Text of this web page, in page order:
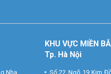
Nha
KHU VỰC MIỀN
Tp. Hà Nội
Số 22 Ngõ 19 Kim